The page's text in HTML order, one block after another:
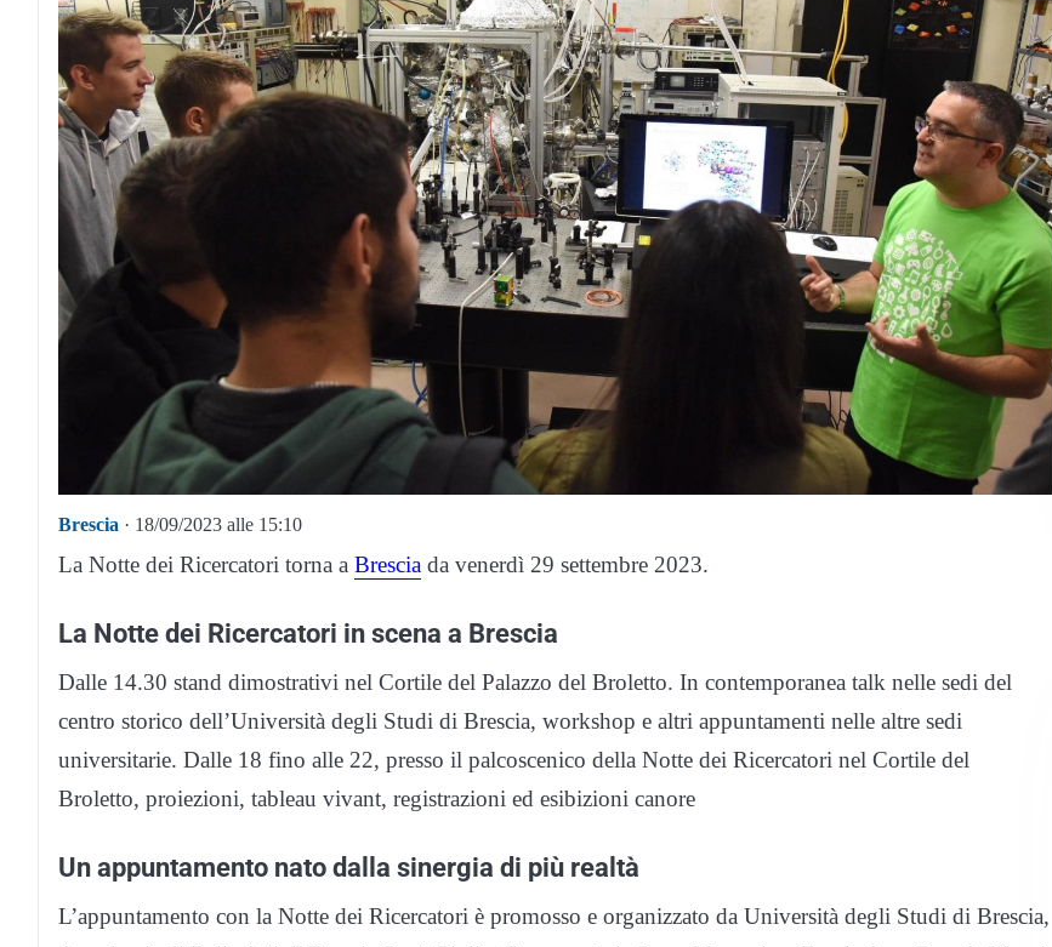
Brescia · 18/09/2023 alle 15:10
La Notte dei Ricercatori torna a Brescia da venerdì 29 settembre 2023.
La Notte dei Ricercatori in scena a Brescia
Dalle 14.30 stand dimostrativi nel Cortile del Palazzo del Broletto. In contemporanea talk nelle sedi del
centro storico dell’Università degli Studi di Brescia, workshop e altri appuntamenti nelle altre sedi
universitarie. Dalle 18 fino alle 22, presso il palcoscenico della Notte dei Ricercatori nel Cortile del
Broletto, proiezioni, tableau vivant, registrazioni ed esibizioni canore
Un appuntamento nato dalla sinergia di più realtà
L’appuntamento con la Notte dei Ricercatori è promosso e organizzato da Università degli Studi di Brescia,